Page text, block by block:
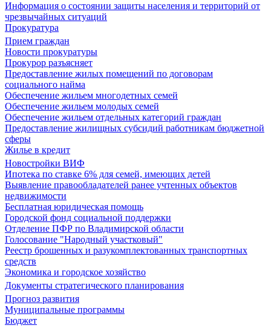
Информация о состоянии защиты населения и территорий от
чрезвычайных ситуаций
Прокуратура
Прием граждан
Новости прокуратуры
Прокурор разъясняет
Предоставление жилых помещений по договорам
социального найма
Обеспечение жильем многодетных семей
Обеспечение жильем молодых семей
Обеспечение жильем отдельных категорий граждан
Предоставление жилищных субсидий работникам бюджетной
сферы
Жилье в кредит
Новостройки ВИФ
Ипотека по ставке 6% для семей, имеющих детей
Выявление правообладателей ранее учтенных объектов
недвижимости
Бесплатная юридическая помощь
Городской фонд социальной поддержки
Отделение ПФР по Владимирской области
Голосование "Народный участковый"
Реестр брошенных и разукомплектованных транспортных
средств
Экономика и городское хозяйство
Документы стратегического планирования
Прогноз развития
Муниципальные программы
Бюджет